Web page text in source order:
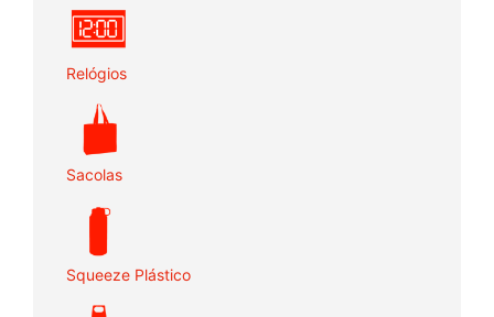
Relógios
Sacolas
Squeeze Plástico